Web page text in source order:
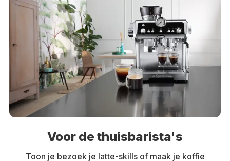
Voor de thuisbarista's
Toon je bezoek je latte-skills of maak je koffie